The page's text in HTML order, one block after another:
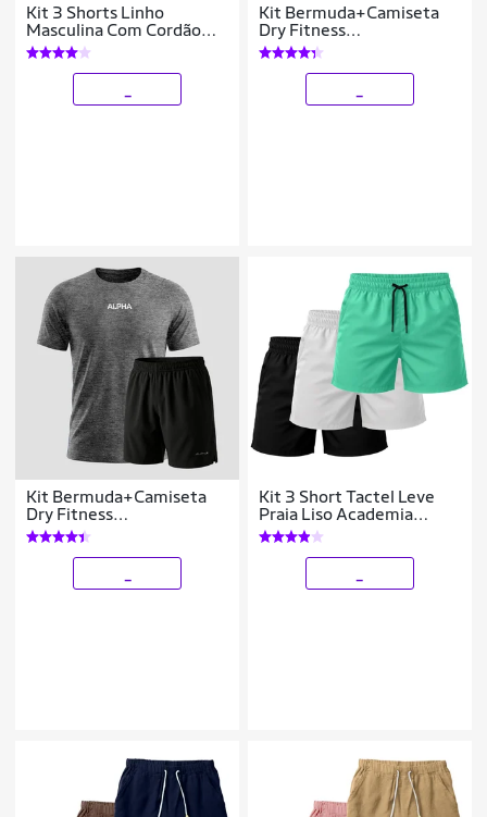
Kit 3 Shorts Linho
Masculina Com Cordão
Bermuda Casual Verão
Kit Bermuda+Camiseta
Dry Fitness
Academia Alpha
Kit Bermuda+Camiseta
Dry Fitness
Academia Alpha
Kit 3 Short Tactel Leve
Praia Liso Academia
Bermuda Masculina